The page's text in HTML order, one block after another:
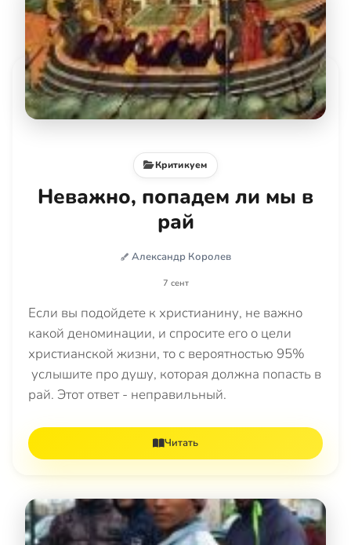
Критикуем
Неважно, попадем ли мы в
рай
Александр Королев
7 сент
Если вы подойдете к христианину, не важно
какой деноминации, и спросите его о цели
христианской жизни, то с вероятностью 95%
услышите про душу, которая должна попасть в
рай. Этот ответ - неправильный.
Читать